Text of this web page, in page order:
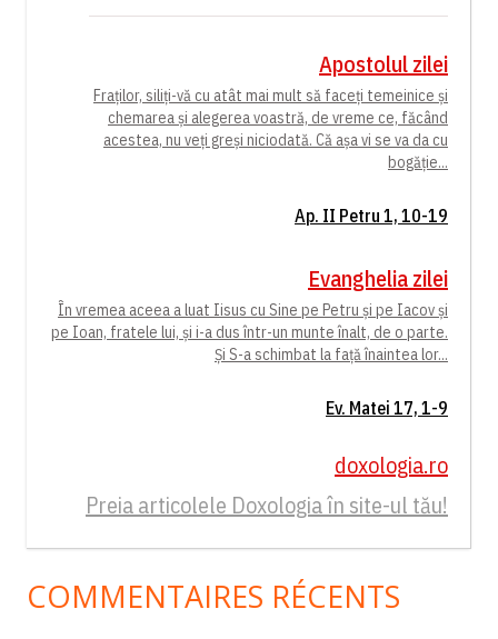
Apostolul zilei
Fraților, siliți-vă cu atât mai mult să faceți temeinice și
chemarea și alegerea voastră, de vreme ce, făcând
acestea, nu veți greși niciodată. Că așa vi se va da cu
bogăție...
Ap. II Petru 1, 10-19
Evanghelia zilei
În vremea aceea a luat Iisus cu Sine pe Petru și pe Iacov și
pe Ioan, fratele lui, și i-a dus într-un munte înalt, de o parte.
Și S-a schimbat la față înaintea lor...
Ev. Matei 17, 1-9
doxologia.ro
Preia articolele Doxologia în site-ul tău!
COMMENTAIRES RÉCENTS